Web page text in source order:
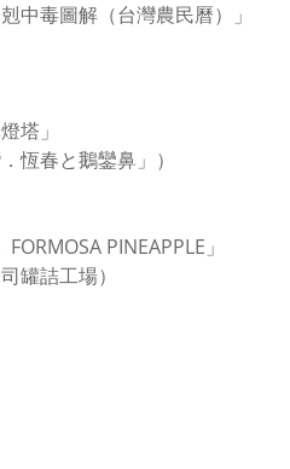
剋中毒圖解（台灣農民曆）」
塔」
．恆春と鵝鑾鼻」）
FORMOSA PINEAPPLE」
罐詰工場）